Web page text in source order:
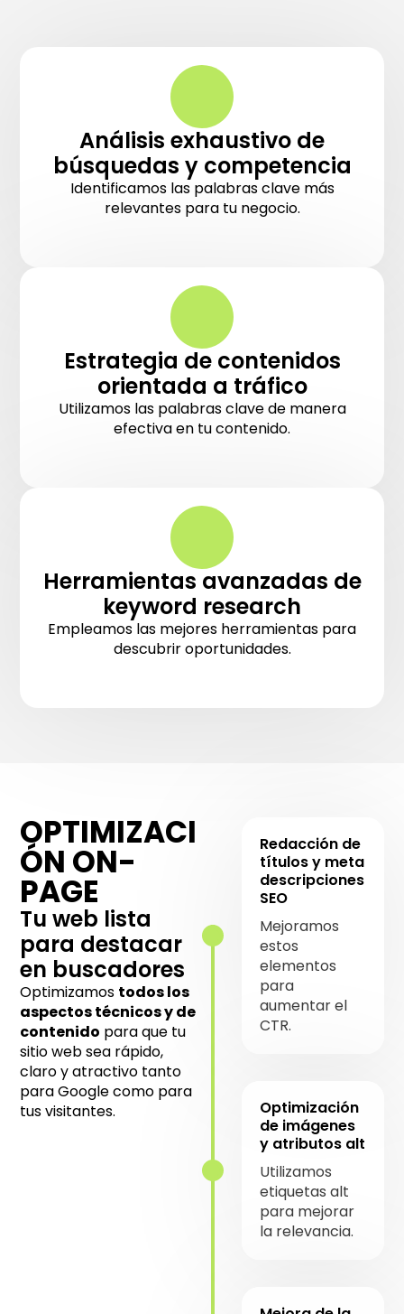
Análisis exhaustivo de
búsquedas y competencia
Identificamos las palabras clave más
relevantes para tu negocio.
Estrategia de contenidos
orientada a tráfico
Utilizamos las palabras clave de manera
efectiva en tu contenido.
Herramientas avanzadas de
keyword research
Empleamos las mejores herramientas para
descubrir oportunidades.
OPTIMIZACI
ÓN ON-
PAGE
Tu web lista
para destacar
en buscadores
Optimizamos todos los
aspectos técnicos y de
contenido para que tu
sitio web sea rápido,
claro y atractivo tanto
para Google como para
tus visitantes.
Redacción de
títulos y meta
descripciones
SEO
Mejoramos
estos
elementos
para
aumentar el
CTR.
Optimización
de imágenes
y atributos alt
Utilizamos
etiquetas alt
para mejorar
la relevancia.